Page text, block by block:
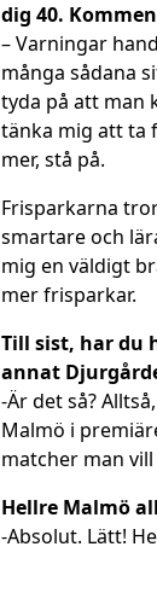
dig 40.
– Varningar
många sådana
tyda på att man
tänka mig att ta
mer, stå på.
Frisparkarna
smartare och
mig en väldigt
mer frisparkar.
Till sist, har du
annat
-Är det så?
Malmö i
matcher man
Hellre Malmö
-Absolut. Lätt!